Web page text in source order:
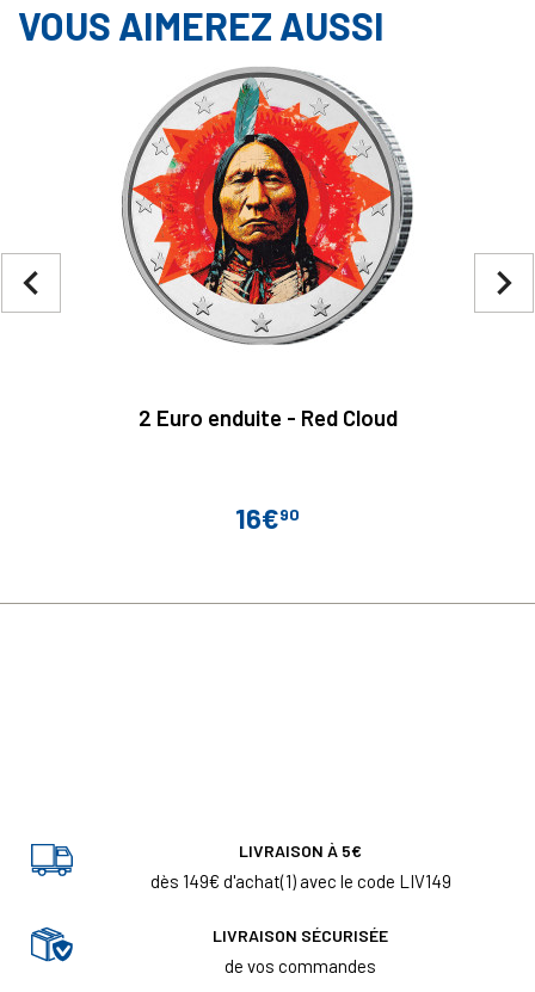
VOUS AIMEREZ AUSSI
2 Euro enduite - Red Cloud
Prix
16€90
navigate_next
navigate_before
LIVRAISON À 5€
dès 149€ d'achat(1) avec le code LIV149
LIVRAISON SÉCURISÉE
de vos commandes